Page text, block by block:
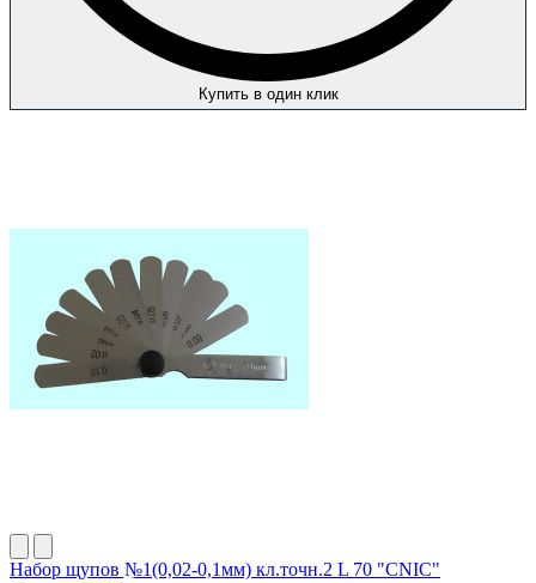
Купить в один клик
Набор щупов №1(0,02-0,1мм) кл.точн.2 L 70 "CNIC"